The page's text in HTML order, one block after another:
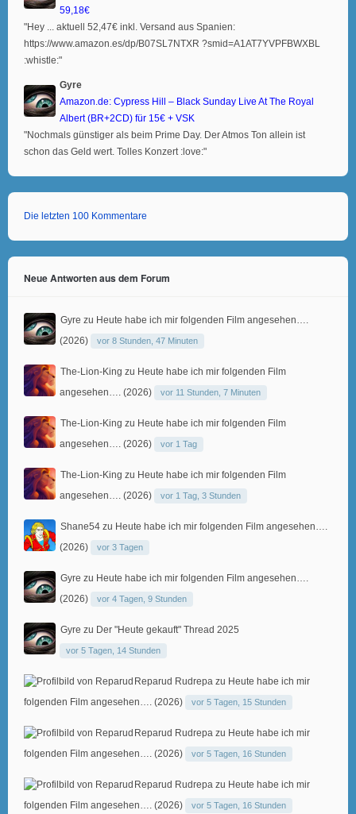
59,18€
"Hey ... aktuell 52,47€ inkl. Versand aus Spanien:
https://www.amazon.es/dp/B07SL7NTXR ?smid=A1AT7YVPFBWXBL
:whistle:"
Gyre
Amazon.de: Cypress Hill – Black Sunday Live At The Royal
Albert (BR+2CD) für 15€ + VSK
"Nochmals günstiger als beim Prime Day. Der Atmos Ton allein ist
schon das Geld wert. Tolles Konzert :love:"
Die letzten 100 Kommentare
Neue Antworten aus dem Forum
Gyre zu Heute habe ich mir folgenden Film angesehen….
(2026)
vor 8 Stunden, 47 Minuten
The-Lion-King zu Heute habe ich mir folgenden Film
angesehen…. (2026)
vor 11 Stunden, 7 Minuten
The-Lion-King zu Heute habe ich mir folgenden Film
angesehen…. (2026)
vor 1 Tag
The-Lion-King zu Heute habe ich mir folgenden Film
angesehen…. (2026)
vor 1 Tag, 3 Stunden
Shane54 zu Heute habe ich mir folgenden Film angesehen….
(2026)
vor 3 Tagen
Gyre zu Heute habe ich mir folgenden Film angesehen….
(2026)
vor 4 Tagen, 9 Stunden
Gyre zu Der "Heute gekauft" Thread 2025
vor 5 Tagen, 14 Stunden
Reparud Rudrepa zu Heute habe ich mir
folgenden Film angesehen…. (2026)
vor 5 Tagen, 15 Stunden
Reparud Rudrepa zu Heute habe ich mir
folgenden Film angesehen…. (2026)
vor 5 Tagen, 16 Stunden
Reparud Rudrepa zu Heute habe ich mir
folgenden Film angesehen…. (2026)
vor 5 Tagen, 16 Stunden